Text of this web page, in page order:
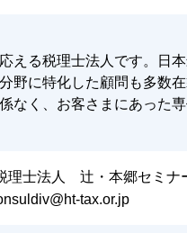
える税理士法人です。日
野に特化した顧問も多数
なく、お客さまにあった
理士法人 辻・本郷セミナ
tax.or.jp